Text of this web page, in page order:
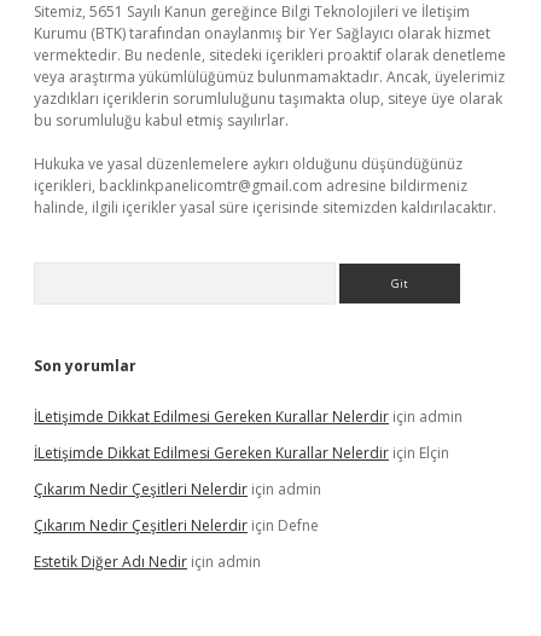
Sitemiz, 5651 Sayılı Kanun gereğince Bilgi Teknolojileri ve İletişim
Kurumu (BTK) tarafından onaylanmış bir Yer Sağlayıcı olarak hizmet
vermektedir. Bu nedenle, sitedeki içerikleri proaktif olarak denetleme
veya araştırma yükümlülüğümüz bulunmamaktadır. Ancak, üyelerimiz
yazdıkları içeriklerin sorumluluğunu taşımakta olup, siteye üye olarak
bu sorumluluğu kabul etmiş sayılırlar.
Hukuka ve yasal düzenlemelere aykırı olduğunu düşündüğünüz
içerikleri, backlinkpanelicomtr@gmail.com adresine bildirmeniz
halinde, ilgili içerikler yasal süre içerisinde sitemizden kaldırılacaktır.
Son yorumlar
İLetişimde Dikkat Edilmesi Gereken Kurallar Nelerdir için admin
İLetişimde Dikkat Edilmesi Gereken Kurallar Nelerdir için Elçin
Çıkarım Nedir Çeşitleri Nelerdir için admin
Çıkarım Nedir Çeşitleri Nelerdir için Defne
Estetik Diğer Adı Nedir için admin